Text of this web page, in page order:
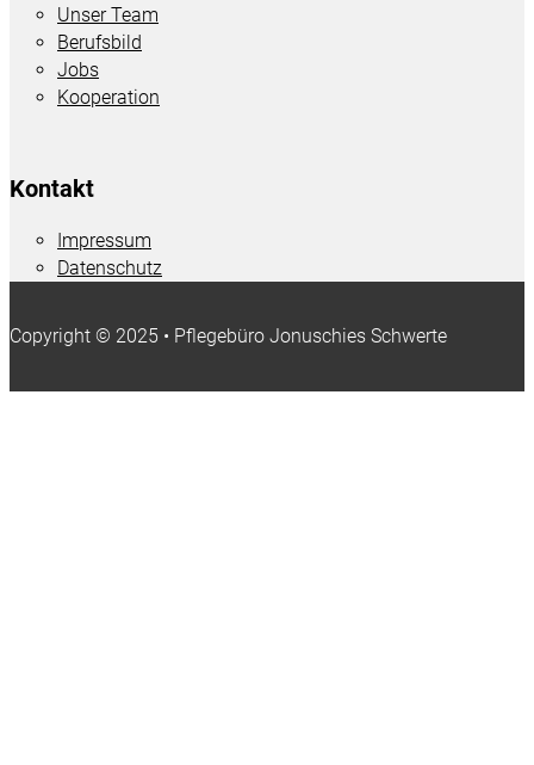
Unser Team
Berufsbild
Jobs
Kooperation
Kontakt
Impressum
Datenschutz
Copyright © 2025 • Pflegebüro Jonuschies Schwerte